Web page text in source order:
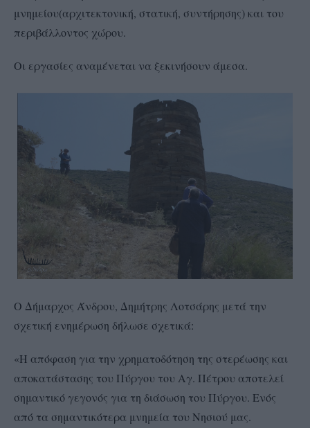
μνημείου(αρχιτεκτονική, στατική, συντήρησης) και του
περιβάλλοντος χώρου.
Οι εργασίες αναμένεται να ξεκινήσουν άμεσα.
Ο Δήμαρχος Άνδρου, Δημήτρης Λοτσάρης μετά την
σχετική ενημέρωση δήλωσε σχετικά:
«Η απόφαση για την χρηματοδότηση της στερέωσης και
αποκατάστασης του Πύργου του Αγ. Πέτρου αποτελεί
σημαντικό γεγονός για τη διάσωση του Πύργου. Ενός
από τα σημαντικότερα μνημεία του Νησιού μας.